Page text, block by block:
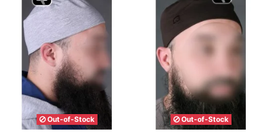
Out-of-Stock Out-of-Stock